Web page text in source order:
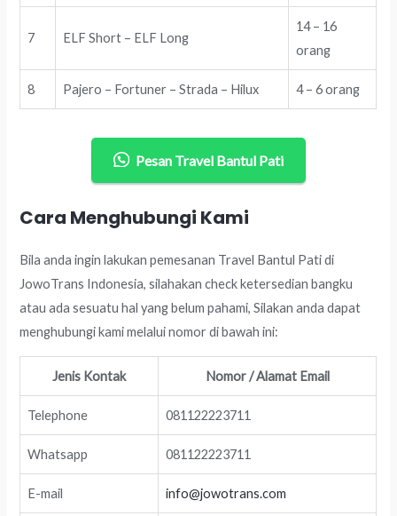
7 ELF Short – ELF Long
14 – 16
orang
8 Pajero – Fortuner – Strada – Hilux 4 – 6 orang
Pesan Travel Bantul Pati
Cara Menghubungi Kami
Bila anda ingin lakukan pemesanan Travel Bantul Pati di
JowoTrans Indonesia, silahakan check ketersedian bangku
atau ada sesuatu hal yang belum pahami, Silakan anda dapat
menghubungi kami melalui nomor di bawah ini:
Jenis Kontak Nomor / Alamat Email
Telephone 081122223711
Whatsapp 081122223711
E-mail info@jowotrans.com